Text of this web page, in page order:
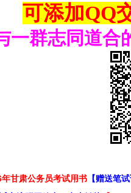
可添加QQ
一群志同道合
甘肃公务员考试用书 【赠送笔